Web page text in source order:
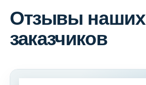
Отзывы наших
заказчиков